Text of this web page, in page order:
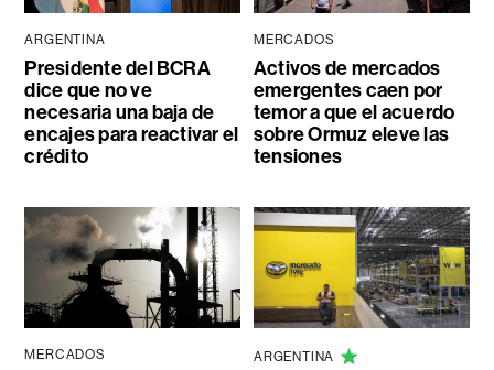
ARGENTINA
Presidente del BCRA
dice que no ve
necesaria una baja de
encajes para reactivar el
crédito
MERCADOS
Activos de mercados
emergentes caen por
temor a que el acuerdo
sobre Ormuz eleve las
tensiones
MERCADOS ARGENTINA